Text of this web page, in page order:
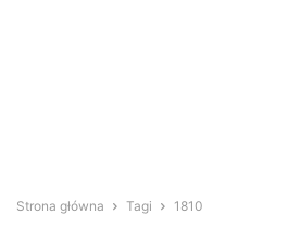
Strona główna Tagi 1810